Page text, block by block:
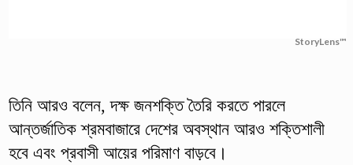
StoryLens™
তিনি আরও বলেন, দক্ষ জনশক্তি তৈরি করতে পারলে
আন্তর্জাতিক শ্রমবাজারে দেশের অবস্থান আরও শক্তিশালী
হবে এবং প্রবাসী আয়ের পরিমাণ বাড়বে।